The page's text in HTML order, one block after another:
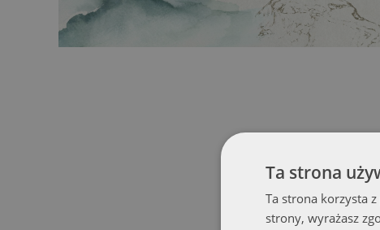
Ta strona
Ta strona korzysta
strony, wyrażasz